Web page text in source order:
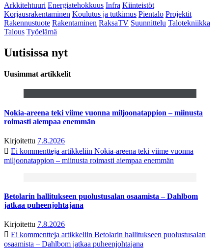
Arkkitehtuuri Energiatehokkuus Infra Kiinteistöt
Korjausrakentaminen Koulutus ja tutkimus Pientalo Projektit
Rakennustuote Rakentaminen RaksaTV Suunnittelu Talotekniikka
Talous Työelämä
Uutisissa nyt
Uusimmat artikkelit
Nokia-areena teki viime vuonna miljoonatappion – miinusta
roimasti aiempaa enemmän
Kirjoitettu 7.8.2026
Ei kommentteja artikkeliin Nokia-areena teki viime vuonna
miljoonatappion – miinusta roimasti aiempaa enemmän
Betolarin hallitukseen puolustusalan osaamista – Dahlbom
jatkaa puheenjohtajana
Kirjoitettu 7.8.2026
Ei kommentteja artikkeliin Betolarin hallitukseen puolustusalan
osaamista – Dahlbom jatkaa puheenjohtajana